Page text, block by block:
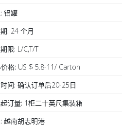
铝罐
: 24 个月
限: L/C,T/T
格: US $ 5.8-11/ Carton
间: 确认订单后20-25日
订量: 1柜二十英尺集装箱
越南胡志明港